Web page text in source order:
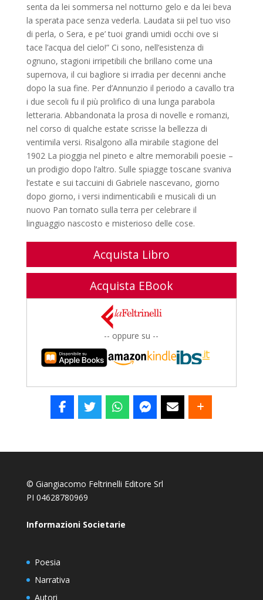
senta da lei sommersa nel notturno gelo e da lei beva
la sperata pace senza vederla. Laudata sii pel tuo viso
di perla, o Sera, e pe’ tuoi grandi umidi occhi ove si
tace l’acqua del cielo!” Ci sono, nell’esistenza di
ognuno, stagioni irripetibili che brillano come una
supernova, il cui bagliore si irradia per decenni anche
dopo la sua fine. Per d’Annunzio il periodo a cavallo tra
i due secoli fu il più prolifico di una lunga parabola
letteraria. Abbandonata la prosa di novelle e romanzi,
nel corso di qualche estate scrisse la bellezza di
ventimila versi. Risalgono alla mirabile stagione del
1902 La pioggia nel pineto e altre memorabili poesie –
un prodigio dopo l’altro. Sulle spiagge toscane svaniva
l’estate e sui taccuini di Gabriele nascevano, giorno
dopo giorno, i versi indimenticabili e musicali di un
nuovo Pan tornato sulla terra per celebrare il
linguaggio nascosto e misterioso delle cose.
Acquista Libro
Acquista EBook
-- oppure su --
© Giangiacomo Feltrinelli Editore Srl
PI 04628780969
Informazioni Societarie
Poesia
Narrativa
Autori